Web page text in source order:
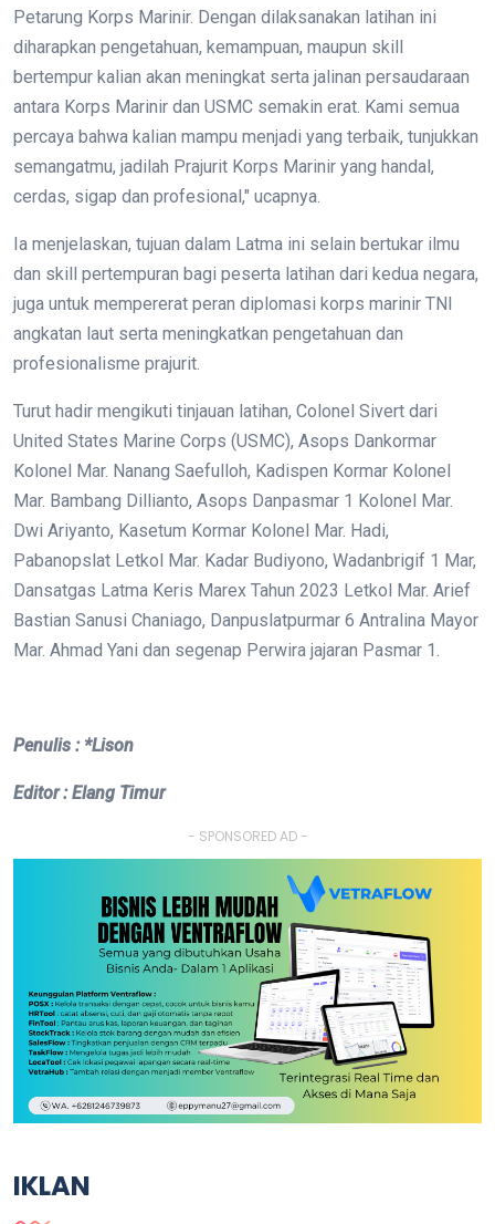
Petarung Korps Marinir. Dengan dilaksanakan latihan ini
diharapkan pengetahuan, kemampuan, maupun skill
bertempur kalian akan meningkat serta jalinan persaudaraan
antara Korps Marinir dan USMC semakin erat. Kami semua
percaya bahwa kalian mampu menjadi yang terbaik, tunjukkan
semangatmu, jadilah Prajurit Korps Marinir yang handal,
cerdas, sigap dan profesional," ucapnya.
Ia menjelaskan, tujuan dalam Latma ini selain bertukar ilmu
dan skill pertempuran bagi peserta latihan dari kedua negara,
juga untuk mempererat peran diplomasi korps marinir TNI
angkatan laut serta meningkatkan pengetahuan dan
profesionalisme prajurit.
Turut hadir mengikuti tinjauan latihan, Colonel Sivert dari
United States Marine Corps (USMC), Asops Dankormar
Kolonel Mar. Nanang Saefulloh, Kadispen Kormar Kolonel
Mar. Bambang Dillianto, Asops Danpasmar 1 Kolonel Mar.
Dwi Ariyanto, Kasetum Kormar Kolonel Mar. Hadi,
Pabanopslat Letkol Mar. Kadar Budiyono, Wadanbrigif 1 Mar,
Dansatgas Latma Keris Marex Tahun 2023 Letkol Mar. Arief
Bastian Sanusi Chaniago, Danpuslatpurmar 6 Antralina Mayor
Mar. Ahmad Yani dan segenap Perwira jajaran Pasmar 1.
Penulis : *Lison
Editor : Elang Timur
- SPONSORED AD -
IKLAN